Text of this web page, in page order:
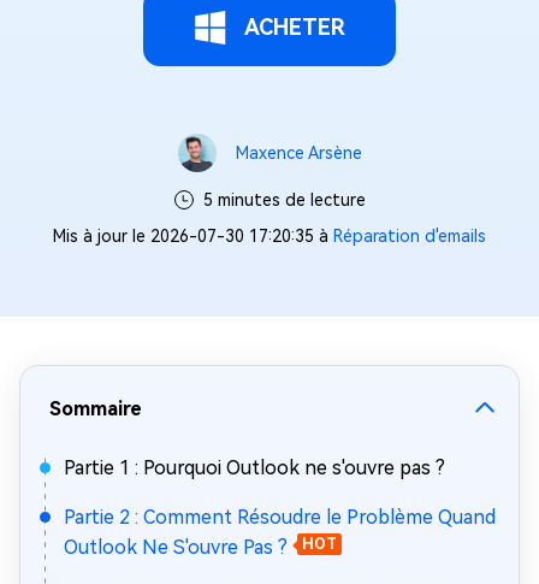
ACHETER
Maxence Arsène
5 minutes de lecture
Mis à jour le 2026-07-30 17:20:35 à Réparation d'emails
Sommaire
Partie 1 : Pourquoi Outlook ne s'ouvre pas ?
Partie 2 : Comment Résoudre le Problème Quand
Outlook Ne S'ouvre Pas ?
HOT